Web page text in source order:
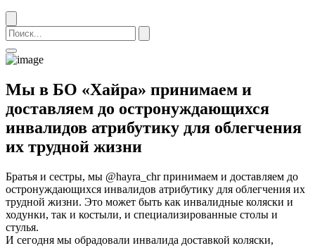
Мы в БО «Хайра» принимаем и
доставляем до остронуждающихся
инвалидов атрибутику для облегчения
их трудной жизни
Братья и сестры, мы @hayra_chr принимаем и доставляем до
остронуждающихся инвалидов атрибутику для облегчения их
трудной жизни. Это может быть как инвалидные коляски и
ходунки, так и костыли, и специализированные столы и
стулья.
И сегодня мы обрадовали инвалида доставкой коляски,